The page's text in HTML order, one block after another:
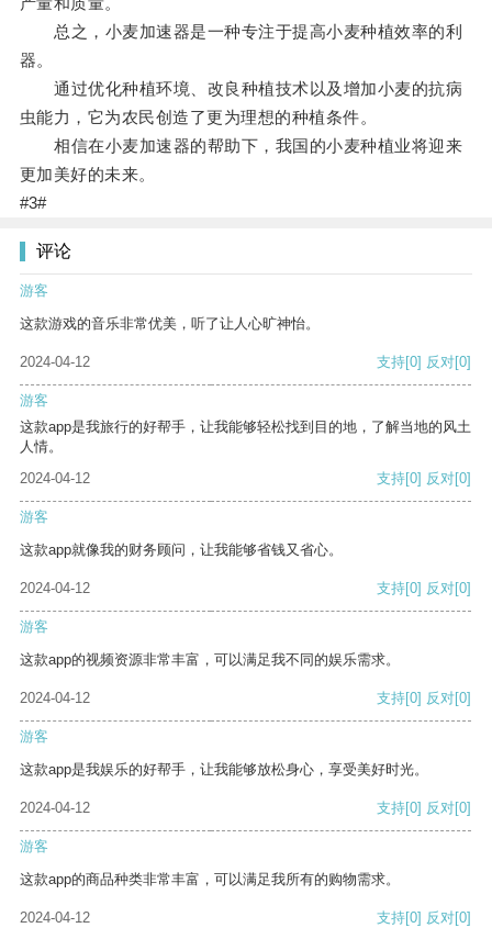
总之，小麦加速器是一种专注于提高小麦种植效率的利
器。
通过优化种植环境、改良种植技术以及增加小麦的抗病
虫能力，它为农民创造了更为理想的种植条件。
相信在小麦加速器的帮助下，我国的小麦种植业将迎来
更加美好的未来。
#3#
评论
游客
这款游戏的音乐非常优美，听了让人心旷神怡。
2024-04-12 支持[0] 反对[0]
游客
这款app是我旅行的好帮手，让我能够轻松找到目的地，了解当地的风土
人情。
2024-04-12
支持[0] 反对[0]
游客
这款app就像我的财务顾问，让我能够省钱又省心。
2024-04-12 支持[0] 反对[0]
游客
这款app的视频资源非常丰富，可以满足我不同的娱乐需求。
2024-04-12 支持[0] 反对[0]
游客
这款app是我娱乐的好帮手，让我能够放松身心，享受美好时光。
2024-04-12 支持[0] 反对[0]
游客
这款app的商品种类非常丰富，可以满足我所有的购物需求。
2024-04-12 支持[0] 反对[0]